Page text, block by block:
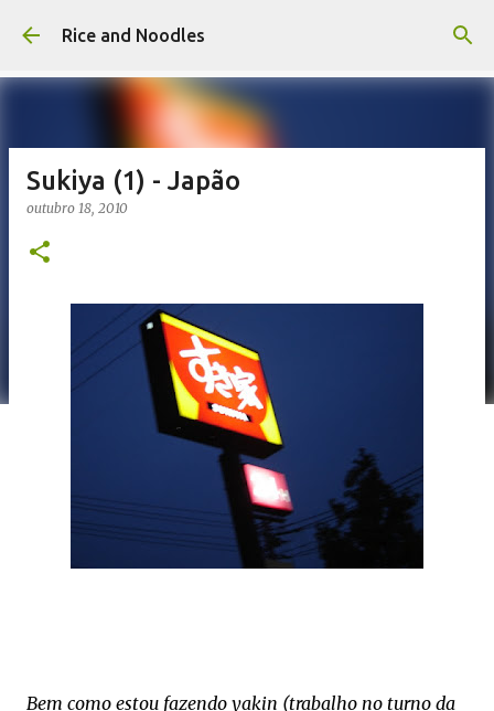
Pular para o conteúdo principal
Rice and Noodles
Sukiya (1) - Japão
outubro 18, 2010
Bem como estou fazendo yakin (trabalho no turno da